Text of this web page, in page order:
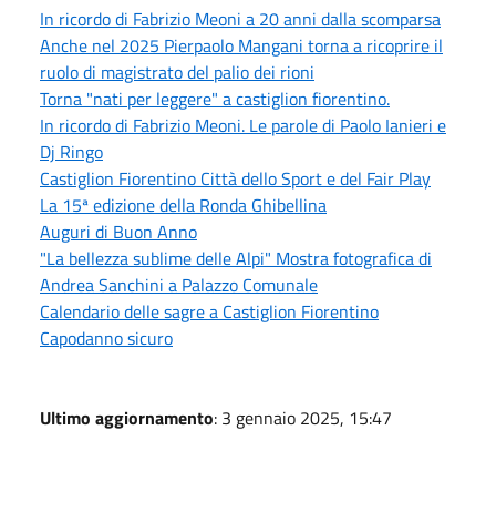
In ricordo di Fabrizio Meoni a 20 anni dalla scomparsa
Anche nel 2025 Pierpaolo Mangani torna a ricoprire il
ruolo di magistrato del palio dei rioni
Torna "nati per leggere" a castiglion fiorentino.
In ricordo di Fabrizio Meoni. Le parole di Paolo Ianieri e
Dj Ringo
Castiglion Fiorentino Città dello Sport e del Fair Play
La 15ª edizione della Ronda Ghibellina
Auguri di Buon Anno
"La bellezza sublime delle Alpi" Mostra fotografica di
Andrea Sanchini a Palazzo Comunale
Calendario delle sagre a Castiglion Fiorentino
Capodanno sicuro
Ultimo aggiornamento: 3 gennaio 2025, 15:47